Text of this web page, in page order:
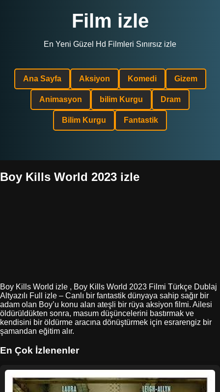
Film izle
En Yeni Güzel Hd Filmleri Sınırsız izle
Ana Sayfa Aksiyon Komedi Gizem
Animasyon bilim Kurgu Dram
Bilim Kurgu Fantastik
Boy Kills World 2023 izle
Boy Kills World izle , Boy Kills World 2023 Filmi Türkçe Dublaj
Altyazılı Full izle – Canlı bir fantastik dünyaya sahip sağır bir
adam olan Boy’u konu alan ateşli bir rüya aksiyon filmi. Ailesi
öldürüldükten sonra, masum düşüncelerini bastırmak ve
kendisini bir öldürme aracına dönüştürmek için esrarengiz bir
şamandan eğitim alır.
En Çok İzlenenler